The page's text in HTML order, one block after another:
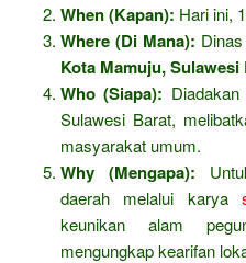
When (Kapan): Hari ini,
Where (Di Mana):
Kota Mamuju, Sulawesi
Who (Siapa):
Sulawesi Barat,
masyarakat umum.
Why (Mengapa):
daerah melalui karya
keunikan alam
mengungkap kearifan